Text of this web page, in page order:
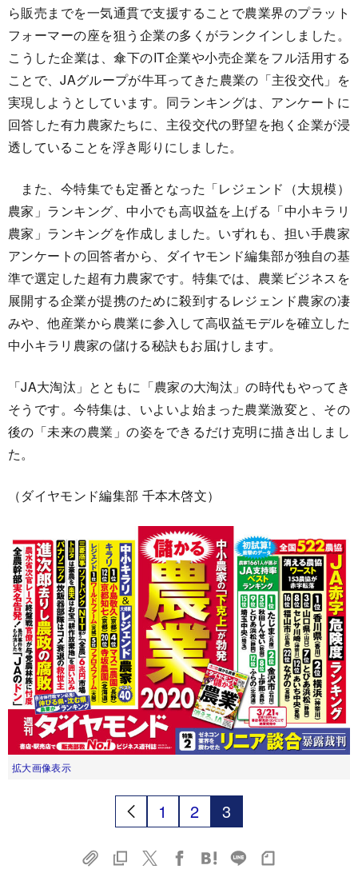
ら販売までを一気通貫で支援することで農業界のプラット
フォーマーの座を狙う企業の多くがランクインしました。
こうした企業は、傘下のIT企業や小売企業をフル活用する
ことで、JAグループが牛耳ってきた農業の「主役交代」を
実現しようとしています。同ランキングは、アンケートに
回答した有力農家たちに、主役交代の野望を抱く企業が浸
透していることを浮き彫りにしました。
また、今特集でも定番となった「レジェンド（大規模）
農家」ランキング、中小でも高収益を上げる「中小キラリ
農家」ランキングを作成しました。いずれも、担い手農家
アンケートの回答者から、ダイヤモンド編集部が独自の基
準で選定した超有力農家です。特集では、農業ビジネスを
展開する企業が提携のために殺到するレジェンド農家の凄
みや、他産業から農業に参入して高収益モデルを確立した
中小キラリ農家の儲ける秘訣もお届けします。
「JA大淘汰」とともに「農家の大淘汰」の時代もやってき
そうです。今特集は、いよいよ始まった農業激変と、その
後の「未来の農業」の姿をできるだけ克明に描き出しまし
た。
（ダイヤモンド編集部 千本木啓文）
拡大画像表示
1 2 3